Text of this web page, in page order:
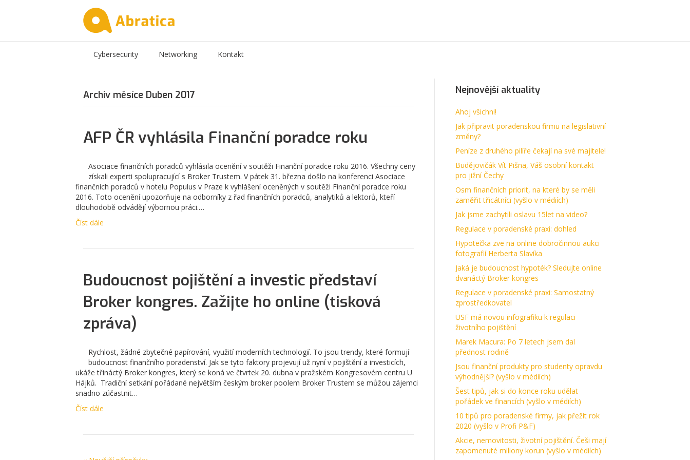
Cybersecurity Networking Kontakt
Archiv měsíce Duben 2017
AFP ČR vyhlásila Finanční poradce roku
Asociace finančních poradců vyhlásila ocenění v soutěži Finanční poradce roku 2016. Všechny ceny
získali experti spolupracující s Broker Trustem. V pátek 31. března došlo na konferenci Asociace
finančních poradců v hotelu Populus v Praze k vyhlášení oceněných v soutěži Finanční poradce roku
2016. Toto ocenění upozorňuje na odborníky z řad finančních poradců, analytiků a lektorů, kteří
dlouhodobě odvádějí výbornou práci.…
Číst dále
Budoucnost pojištění a investic představí
Broker kongres. Zažijte ho online (tisková
zpráva)
Rychlost, žádné zbytečné papírování, využití moderních technologií. To jsou trendy, které formují
budoucnost finančního poradenství. Jak se tyto faktory projevují už nyní v pojištění a investicích,
ukáže třináctý Broker kongres, který se koná ve čtvrtek 20. dubna v pražském Kongresovém centru U
Hájků. Tradiční setkání pořádané největším českým broker poolem Broker Trustem se můžou zájemci
snadno zúčastnit…
Číst dále
Nejnovější aktuality
Ahoj všichni!
Jak připravit poradenskou firmu na legislativní
změny?
Peníze z druhého pilíře čekají na své majitele!
Budějovičák Vít Pišna, Váš osobní kontakt
pro jižní Čechy
Osm finančních priorit, na které by se měli
zaměřit třicátníci (vyšlo v médiích)
Jak jsme zachytili oslavu 15let na video?
Regulace v poradenské praxi: dohled
Hypotečka zve na online dobročinnou aukci
fotografií Herberta Slavíka
Jaká je budoucnost hypoték? Sledujte online
dvanáctý Broker kongres
Regulace v poradenské praxi: Samostatný
zprostředkovatel
USF má novou infografiku k regulaci
životního pojištění
Marek Macura: Po 7 letech jsem dal
přednost rodině
Jsou finanční produkty pro studenty opravdu
výhodnější? (vyšlo v médiích)
Šest tipů, jak si do konce roku udělat
pořádek ve financích (vyšlo v médiích)
10 tipů pro poradenské firmy, jak přežít rok
2020 (vyšlo v Profi P&F)
Akcie, nemovitosti, životní pojištění. Češi mají
zapomenuté miliony korun (vyšlo v médiích)